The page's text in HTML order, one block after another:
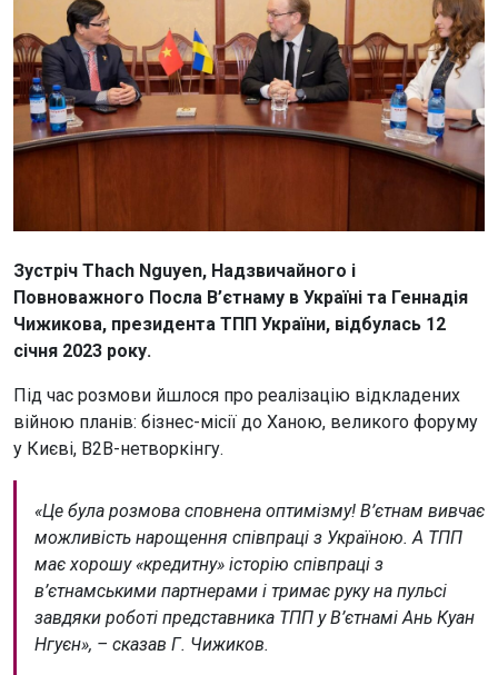
Зустріч Thach Nguyen, Надзвичайного і
Повноважного Посла В’єтнаму в Україні та Геннадія
Чижикова, президента ТПП України, відбулась 12
січня 2023 року.
Під час розмови йшлося про реалізацію відкладених
війною планів: бізнес-місії до Ханою, великого форуму
у Києві, B2B-нетворкінгу.
«Це була розмова сповнена оптимізму! В’єтнам вивчає
можливість нарощення співпраці з Україною. А ТПП
має хорошу «кредитну» історію співпраці з
в’єтнамськими партнерами і тримає руку на пульсі
завдяки роботі представника ТПП у В’єтнамі Ань Куан
Нгуєн», – сказав Г. Чижиков.